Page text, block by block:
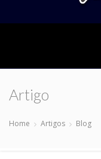
Artigo
Home Artigos Blog